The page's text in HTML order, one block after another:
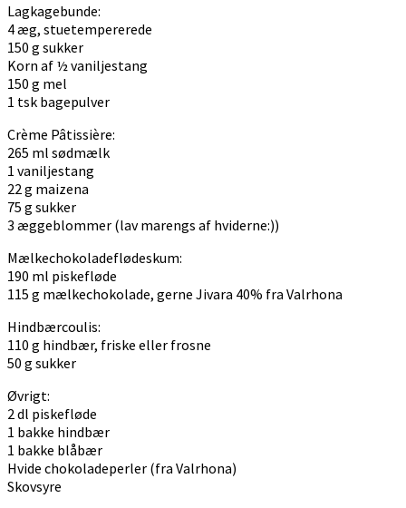
Lagkagebunde:
4 æg, stuetempererede
150 g sukker
Korn af ½ vaniljestang
150 g mel
1 tsk bagepulver
Crème Pâtissière:
265 ml sødmælk
1 vaniljestang
22 g maizena
75 g sukker
3 æggeblommer (lav marengs af hviderne:))
Mælkechokoladeflødeskum:
190 ml piskefløde
115 g mælkechokolade, gerne Jivara 40% fra Valrhona
Hindbærcoulis:
110 g hindbær, friske eller frosne
50 g sukker
Øvrigt:
2 dl piskefløde
1 bakke hindbær
1 bakke blåbær
Hvide chokoladeperler (fra Valrhona)
Skovsyre